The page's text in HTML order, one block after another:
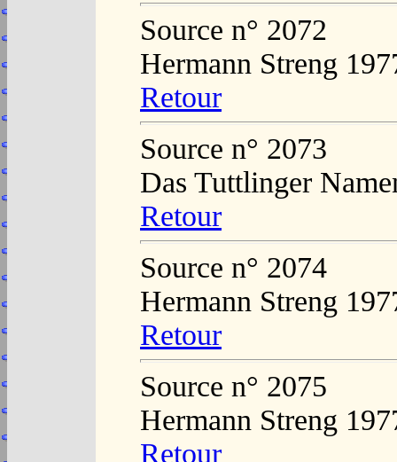
Source n° 2072
Hermann Streng
Retour
Source n° 2073
Das Tuttlinger
Retour
Source n° 2074
Hermann Streng
Retour
Source n° 2075
Hermann Streng
Retour